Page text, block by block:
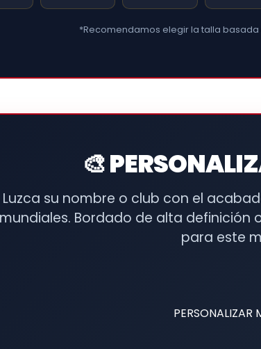
*Recomendamos elegir la talla
🎨
Luzca su nombre o club con el
mundiales. Bordado de alta definición
para este
PERSONALIZAR